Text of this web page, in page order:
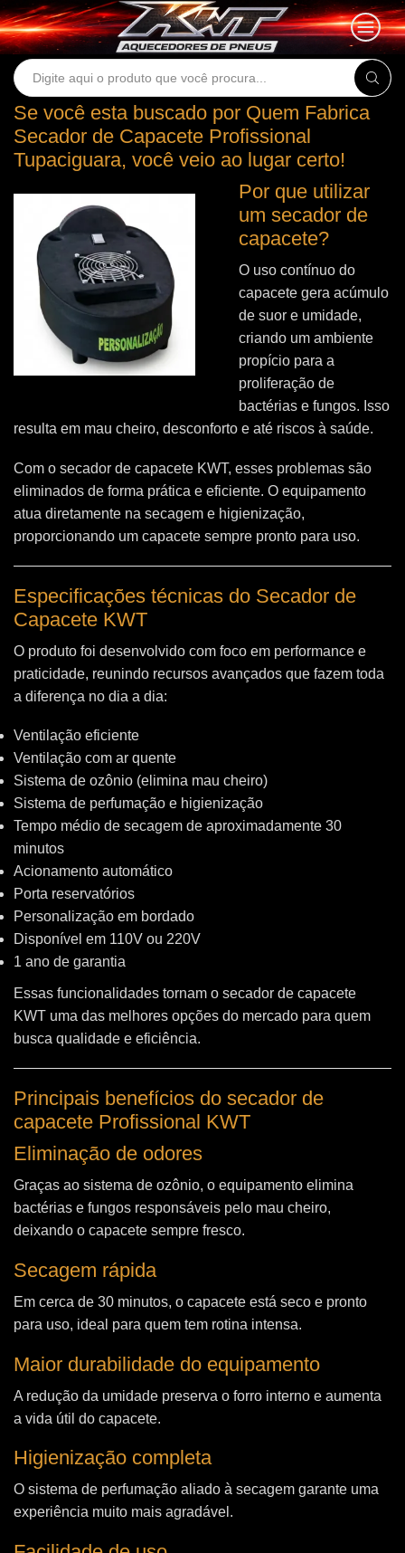
Search
Se você esta buscado por Quem Fabrica
Secador de Capacete Profissional
Tupaciguara, você veio ao lugar certo!
Por que utilizar
um secador de
capacete?
O uso contínuo do
capacete gera acúmulo
de suor e umidade,
criando um ambiente
propício para a
proliferação de
bactérias e fungos. Isso
resulta em mau cheiro, desconforto e até riscos à saúde.
Com o secador de capacete KWT, esses problemas são
eliminados de forma prática e eficiente. O equipamento
atua diretamente na secagem e higienização,
proporcionando um capacete sempre pronto para uso.
Especificações técnicas do Secador de
Capacete KWT
O produto foi desenvolvido com foco em performance e
praticidade, reunindo recursos avançados que fazem toda
a diferença no dia a dia:
Ventilação eficiente
Ventilação com ar quente
Sistema de ozônio (elimina mau cheiro)
Sistema de perfumação e higienização
Tempo médio de secagem de aproximadamente 30
minutos
Acionamento automático
Porta reservatórios
Personalização em bordado
Disponível em 110V ou 220V
1 ano de garantia
Essas funcionalidades tornam o secador de capacete
KWT uma das melhores opções do mercado para quem
busca qualidade e eficiência.
Principais benefícios do secador de
capacete Profissional KWT
Eliminação de odores
Graças ao sistema de ozônio, o equipamento elimina
bactérias e fungos responsáveis pelo mau cheiro,
deixando o capacete sempre fresco.
Secagem rápida
Em cerca de 30 minutos, o capacete está seco e pronto
para uso, ideal para quem tem rotina intensa.
Maior durabilidade do equipamento
A redução da umidade preserva o forro interno e aumenta
a vida útil do capacete.
Higienização completa
O sistema de perfumação aliado à secagem garante uma
experiência muito mais agradável.